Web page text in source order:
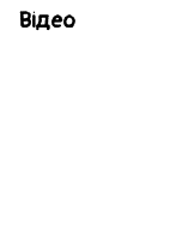
Відео